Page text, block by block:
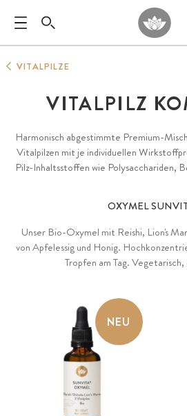
VITALPILZE
VITALPILZ
Harmonisch abgestimmte Premium-
Vitalpilzen mit je individuellen
Pilz-Inhaltsstoffen wie Polysacchariden,
konzentrierter Premium-Pilzextrakte
rennomiertesten Anbaugebiet Gutian
Tradition für
OXYMEL
Unser Bio-Oxymel mit Reishi, Lion's
von Apfelessig und Honig.
Tropfen am Tag.
NEU